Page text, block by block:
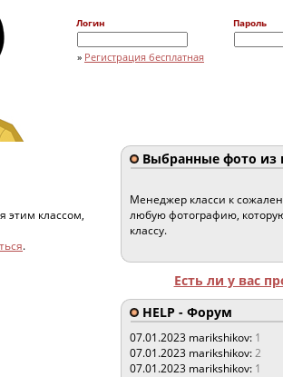
Логин Пароль
» Регистрация бесплатная
этим классом,
.
Выбранные фото из
Менеджер класси к
любую фотографию,
классу.
Есть ли у вас
HELP - Форум
07.01.2023 marikshikov: 1
07.01.2023 marikshikov:2
07.01.2023 marikshikov: 1